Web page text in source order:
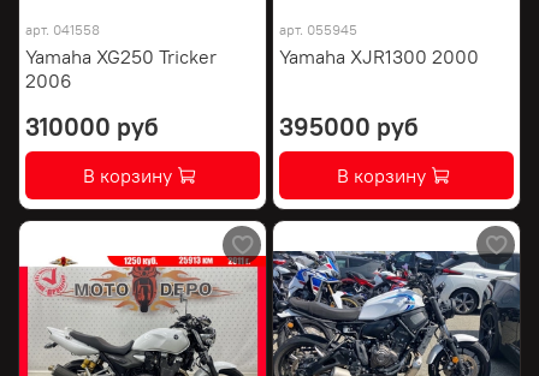
арт. 041558
Yamaha XG250 Tricker
2006
310000 руб
В корзину
арт. 055945
Yamaha XJR1300 2000
395000 руб
В корзину